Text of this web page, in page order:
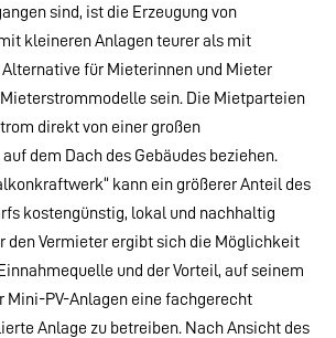
sind, ist die Erzeugung von
kleineren Anlagen teurer als mit
Alternative für Mieterinnen und Mieter
sein. Die Mietparteien
direkt von einer großen
dem Dach des Gebäudes beziehen.
kann ein größerer Anteil des
kostengünstig, lokal und nachhaltig
den Vermieter ergibt sich die Möglichkeit
und der Vorteil, auf seinem
Mini-PV-Anlagen eine fachgerecht
Anlage zu betreiben. Nach Ansicht des